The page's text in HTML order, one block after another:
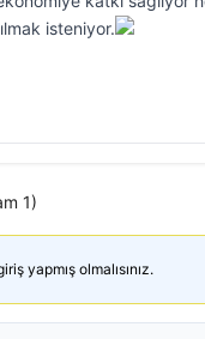
isteniyor.
1)
yapmış olmalısınız.